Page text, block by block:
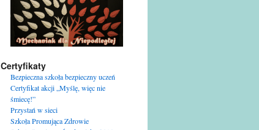
Certyfikaty
Bezpieczna szkoła bezpieczny uczeń
Certyfikat akcji „Myślę, więc nie
śmiecę!”
Przystań w sieci
Szkoła Promująca Zdrowie